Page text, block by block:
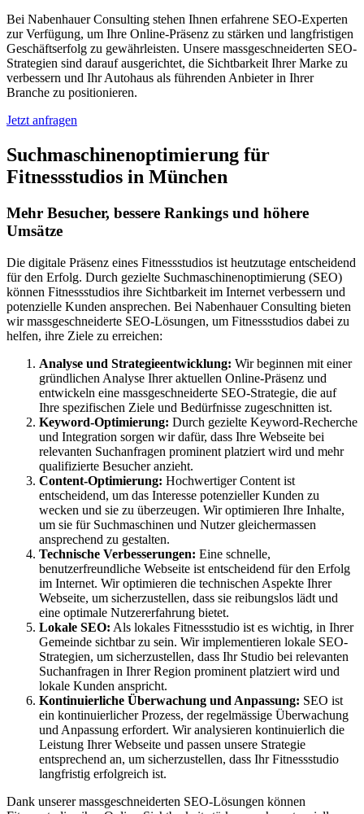
Bei Nabenhauer Consulting stehen Ihnen erfahrene SEO-Experten
zur Verfügung, um Ihre Online-Präsenz zu stärken und langfristigen
Geschäftserfolg zu gewährleisten. Unsere massgeschneiderten SEO-
Strategien sind darauf ausgerichtet, die Sichtbarkeit Ihrer Marke zu
verbessern und Ihr Autohaus als führenden Anbieter in Ihrer
Branche zu positionieren.
Jetzt anfragen
Suchmaschinenoptimierung für
Fitnessstudios in München
Mehr Besucher, bessere Rankings und höhere
Umsätze
Die digitale Präsenz eines Fitnessstudios ist heutzutage entscheidend
für den Erfolg. Durch gezielte Suchmaschinenoptimierung (SEO)
können Fitnessstudios ihre Sichtbarkeit im Internet verbessern und
potenzielle Kunden ansprechen. Bei Nabenhauer Consulting bieten
wir massgeschneiderte SEO-Lösungen, um Fitnessstudios dabei zu
helfen, ihre Ziele zu erreichen:
Analyse und Strategieentwicklung: Wir beginnen mit einer
gründlichen Analyse Ihrer aktuellen Online-Präsenz und
entwickeln eine massgeschneiderte SEO-Strategie, die auf
Ihre spezifischen Ziele und Bedürfnisse zugeschnitten ist.
Keyword-Optimierung: Durch gezielte Keyword-Recherche
und Integration sorgen wir dafür, dass Ihre Webseite bei
relevanten Suchanfragen prominent platziert wird und mehr
qualifizierte Besucher anzieht.
Content-Optimierung: Hochwertiger Content ist
entscheidend, um das Interesse potenzieller Kunden zu
wecken und sie zu überzeugen. Wir optimieren Ihre Inhalte,
um sie für Suchmaschinen und Nutzer gleichermassen
ansprechend zu gestalten.
Technische Verbesserungen: Eine schnelle,
benutzerfreundliche Webseite ist entscheidend für den Erfolg
im Internet. Wir optimieren die technischen Aspekte Ihrer
Webseite, um sicherzustellen, dass sie reibungslos lädt und
eine optimale Nutzererfahrung bietet.
Lokale SEO: Als lokales Fitnessstudio ist es wichtig, in Ihrer
Gemeinde sichtbar zu sein. Wir implementieren lokale SEO-
Strategien, um sicherzustellen, dass Ihr Studio bei relevanten
Suchanfragen in Ihrer Region prominent platziert wird und
lokale Kunden anspricht.
Kontinuierliche Überwachung und Anpassung: SEO ist
ein kontinuierlicher Prozess, der regelmässige Überwachung
und Anpassung erfordert. Wir analysieren kontinuierlich die
Leistung Ihrer Webseite und passen unsere Strategie
entsprechend an, um sicherzustellen, dass Ihr Fitnessstudio
langfristig erfolgreich ist.
Dank unserer massgeschneiderten SEO-Lösungen können